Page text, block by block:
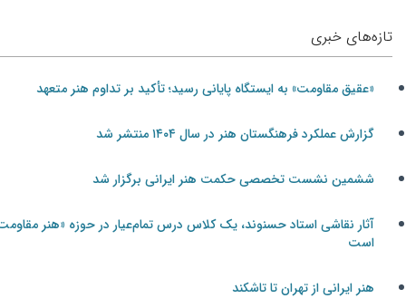
تازه‌های خبری
«عقیق مقاومت» به ایستگاه پایانی رسید؛ تأکید بر تداوم هنر متعهد
گزارش عملکرد فرهنگستان هنر در سال ۱۴۰۴ منتشر شد
ششمین نشست تخصصی حکمت هنر ایرانی برگزار شد
آثار نقاشی استاد حسنوند، یک کلاس درس تمام‌عیار در حوزه «هنر مقاومت»
است
هنر ایرانی از تهران تا تاشکند